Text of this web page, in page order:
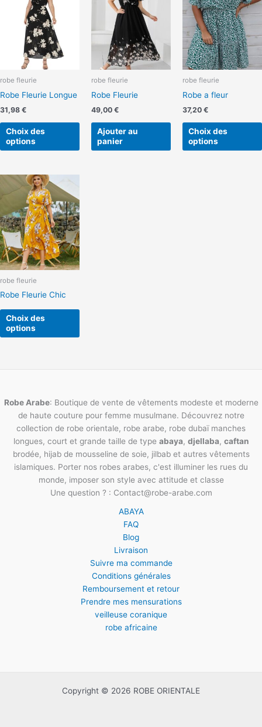
robe fleurie
Robe Fleurie Longue
31,98 €
Choix des
options
variations.
Les
options
peuvent
être
choisies
la
page
du
robe fleurie
Robe Fleurie
49,00 €
Ajouter au
panier
robe fleurie
Robe a fleur
37,20 €
Choix des
options
robe fleurie
Robe Fleurie Chic
Choix des
options
a
plusieurs
variations.
Les
options
peuvent
sur
page
Robe Arabe: Boutique de vente de vêtements modeste et moderne
de haute couture pour femme musulmane. Découvrez notre
collection de robe orientale, robe arabe, robe dubaï manches
longues, court et grande taille de type abaya, djellaba, caftan
brodée, hijab de mousseline de soie, jilbab et autres vêtements
islamiques. Porter nos robes arabes, c'est illuminer les rues du
monde, imposer son style avec attitude et classe
Une question ? : Contact@robe-arabe.com
ABAYA
FAQ
Blog
Livraison
Suivre ma commande
Conditions générales
Remboursement et retour
Prendre mes mensurations
veilleuse coranique
robe africaine
Copyright © 2026 ROBE ORIENTALE